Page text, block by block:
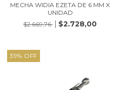
MECHA WIDIA EZETA DE 6 MM X
UNIDAD
$2.669,76
$2.728,00
39% OFF